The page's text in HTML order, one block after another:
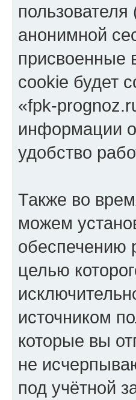
анонимной
присвоенные
cookie будет
«fpk-
информации
удобство
Также во
можем
обеспечению
целью
источником
которые вы
не
под учётной